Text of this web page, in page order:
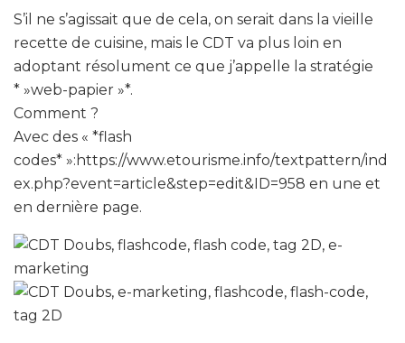
S’il ne s’agissait que de cela, on serait dans la vieille
recette de cuisine, mais le CDT va plus loin en
adoptant résolument ce que j’appelle la stratégie
* »web-papier »*.
Comment ?
Avec des « *flash
codes* »:https://www.etourisme.info/textpattern/ind
ex.php?event=article&step=edit&ID=958 en une et
en dernière page.